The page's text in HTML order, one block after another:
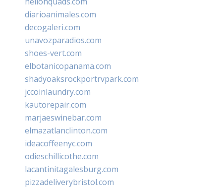
diarioanimales.com
decogaleri.com
unavozparadios.com
shoes-vert.com
elbotanicopanama.com
shadyoaksrockportrvpark.com
jccoinlaundry.com
kautorepair.com
marjaeswinebar.com
elmazatlanclinton.com
ideacoffeenyc.com
odieschillicothe.com
lacantinitagalesburg.com
pizzadeliverybristol.com